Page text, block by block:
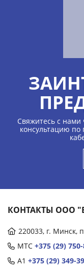
Свяжитесь с
консультацию по
КОНТАКТЫ ООО
220033, г. Минск,
МТС +375 (29)
А1 +375 (29) 349-